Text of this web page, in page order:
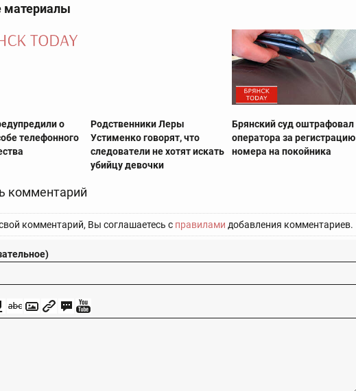
материалы
о
телефонного
Родственники Леры
Устименко говорят, что
следователи не хотят искать
убийцу девочки
Брянский суд оштрафовал
оператора за регистрацию
номера на покойника
комментарий
комментарий, Вы соглашаетесь с правилами добавления комментариев.